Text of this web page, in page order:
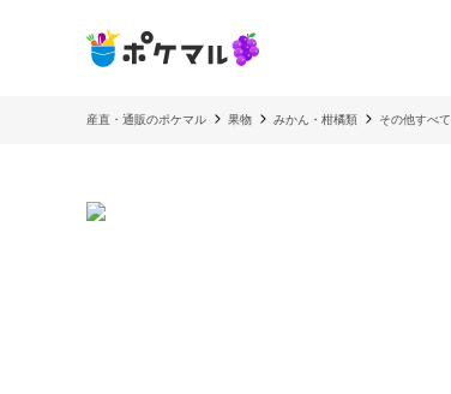
産直・通販のポケマル 果物 みかん・柑橘類 その他すべ